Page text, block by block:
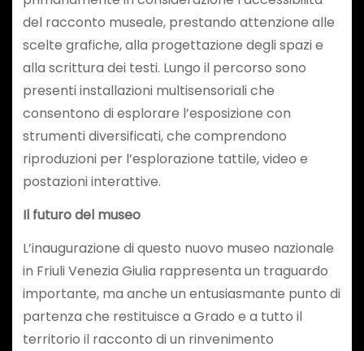
del racconto museale, prestando attenzione alle
scelte grafiche, alla progettazione degli spazi e
alla scrittura dei testi. Lungo il percorso sono
presenti installazioni multisensoriali che
consentono di esplorare l’esposizione con
strumenti diversificati, che comprendono
riproduzioni per l’esplorazione tattile, video e
postazioni interattive.
Il futuro del museo
L’inaugurazione di questo nuovo museo nazionale
in Friuli Venezia Giulia rappresenta un traguardo
importante, ma anche un entusiasmante punto di
partenza che restituisce a Grado e a tutto il
territorio il racconto di un rinvenimento